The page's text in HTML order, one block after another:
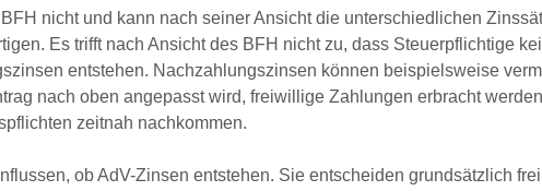
nicht und kann nach seiner Ansicht die unterschiedlichen
Es trifft nach Ansicht des BFH nicht zu, dass Steuerpflichtige
entstehen. Nachzahlungszinsen können beispielsweise
nach oben angepasst wird, freiwillige Zahlungen erbracht
zeitnah nachkommen.
ob AdV-Zinsen entstehen. Sie entscheiden grundsätzlich